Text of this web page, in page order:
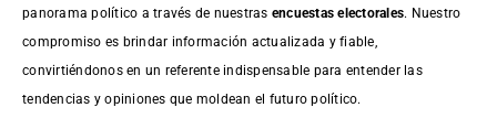
panorama político a través de nuestras encuestas electorales. Nuestro
compromiso es brindar información actualizada y fiable,
convirtiéndonos en un referente indispensable para entender las
tendencias y opiniones que moldean el futuro político.